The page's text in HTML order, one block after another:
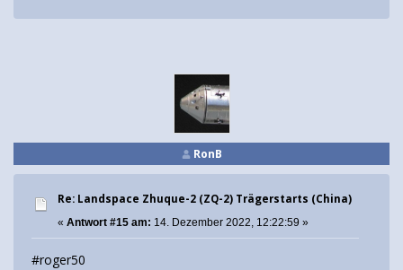
RonB
Re: Landspace Zhuque-2 (ZQ-2) Trägerstarts (China)
« Antwort #15 am: 14. Dezember 2022, 12:22:59 »
#roger50